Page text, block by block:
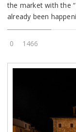
the market with the
already been
0 1466